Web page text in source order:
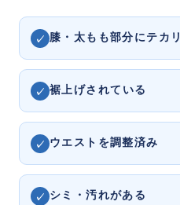
✓ 膝・太もも部分にテカリ
✓ 裾上げされている
✓ ウエストを調整済み
✓ シミ・汚れがある